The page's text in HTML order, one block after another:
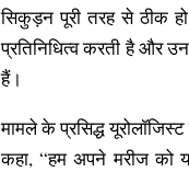
सिकुड़न पूरी तरह से ठीक
प्रतिनिधित्व करती है और
हैं।
मामले के प्रसिद्ध
कहा, “हम अपने मरीज को